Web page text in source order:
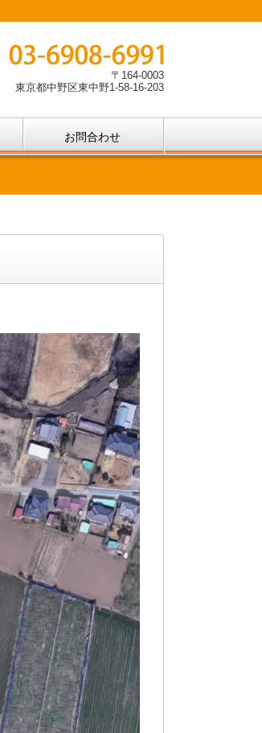
〒164-0003
東京都中野区東中野1-58-16-203
お問合わせ